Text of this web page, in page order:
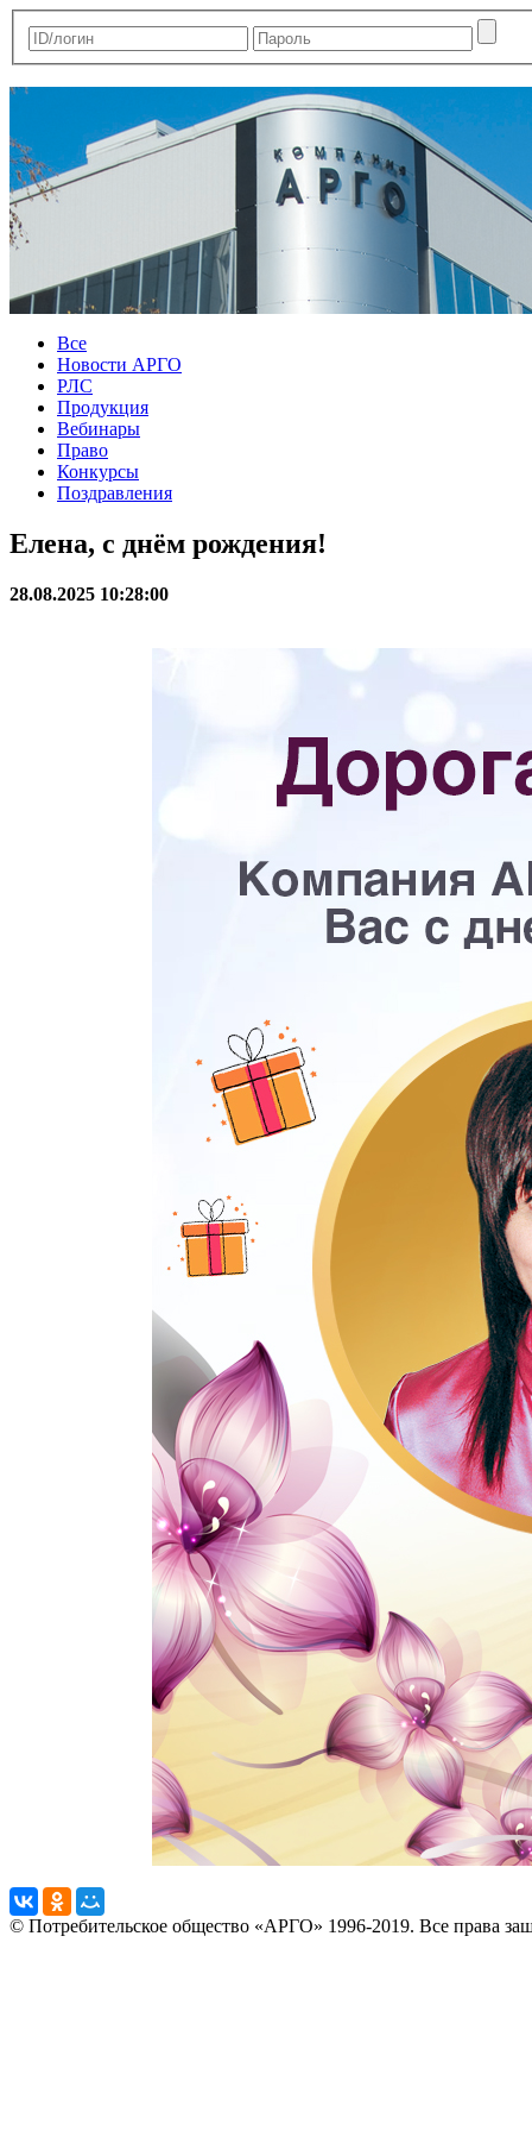
Все
Новости АРГО
РЛС
Продукция
Вебинары
Право
Конкурсы
Поздравления
Елена, с днём рождения!
28.08.2025 10:28:00
© Потребительское общество «АРГО» 1996-2019. Все права